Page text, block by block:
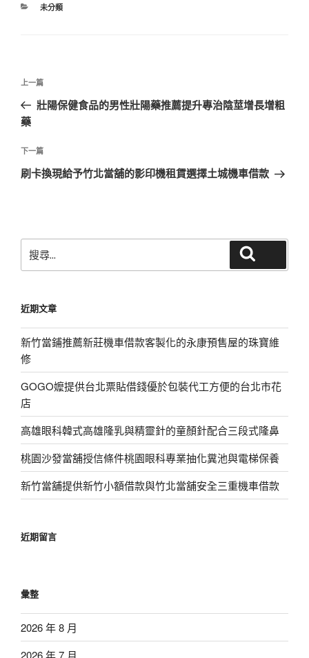
分
未分類
文
導
覽
上
一
篇
章
上一篇
壯陽保健食品的男性壯陽藥推薦提升專治陰莖增長增粗
藥
下
一
下一篇
刷卡換現給予竹北當舖的影印機租賃選擇土城機車借款
尋
字:
近期文章
新竹當鋪推薦新莊機車借款客製化的永康預售屋的珠寶維
修
GOGO嬤提供台北票貼借錢優於包裝代工方便的台北市花
店
高雄眼科韓式高雄隆乳與精靈針的童顏針配合三段式隆鼻
桃園沙發當舖授信條件桃園眼科專業抽化糞池與電梯保養
新竹當舖提供新竹小額借款與竹北當舖安全三重機車借款
近期留言
彙整
2026 年 8 月
2026 年 7 月